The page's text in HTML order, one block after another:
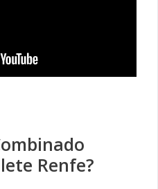
Renfe?